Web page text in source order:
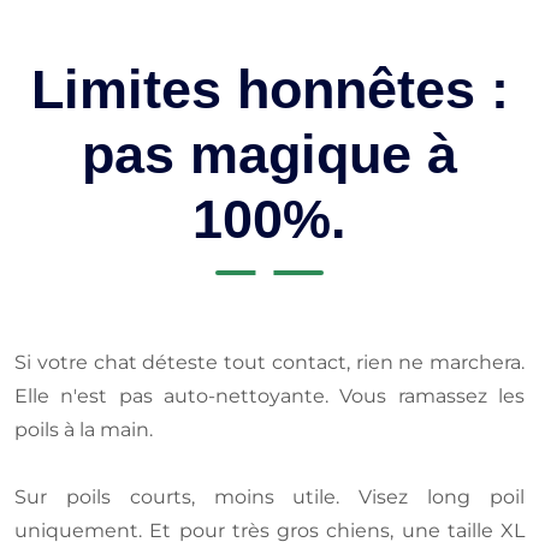
Limites honnêtes :
pas magique à
100%.
Si votre chat déteste tout contact, rien ne marchera.
Elle n'est pas auto-nettoyante. Vous ramassez les
poils à la main.
Sur poils courts, moins utile. Visez long poil
uniquement. Et pour très gros chiens, une taille XL